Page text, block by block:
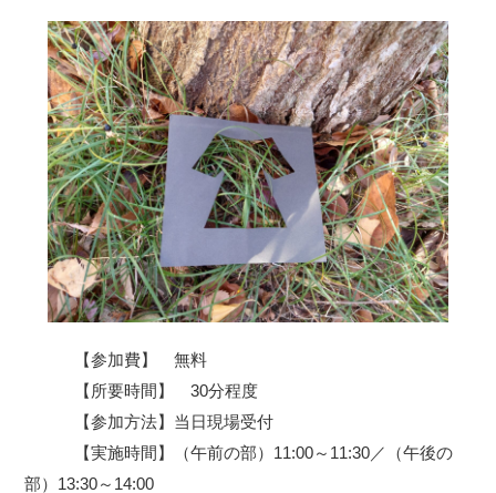
【参加費】 無料
【所要時間】 30分程度
【参加方法】当日現場受付
【実施時間】（午前の部）11:00～11:30／（午後の
部）13:30～14:00